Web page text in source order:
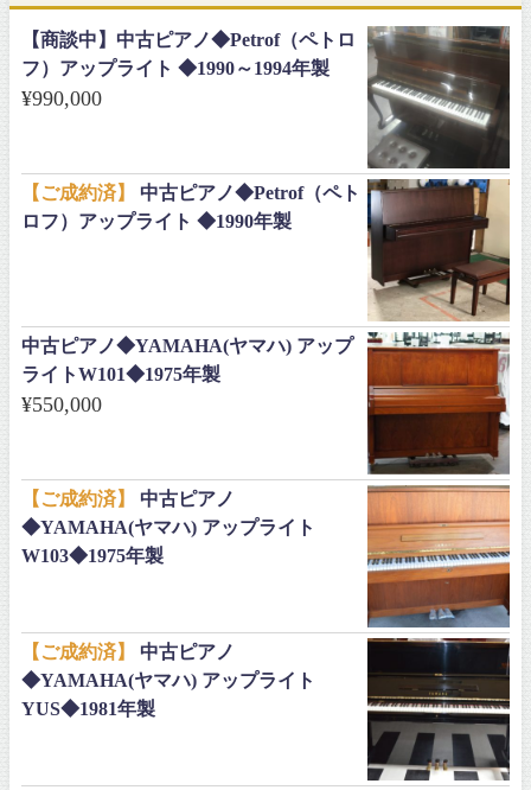
【商談中】中古ピアノ◆Petrof（ペトロ
フ）アップライト ◆1990～1994年製
¥990,000
【ご成約済】
中古ピアノ◆Petrof（ペト
ロフ）アップライト ◆1990年製
中古ピアノ◆YAMAHA(ヤマハ) アップ
ライトW101◆1975年製
¥550,000
【ご成約済】
中古ピアノ
◆YAMAHA(ヤマハ) アップライト
W103◆1975年製
【ご成約済】
中古ピアノ
◆YAMAHA(ヤマハ) アップライト
YUS◆1981年製